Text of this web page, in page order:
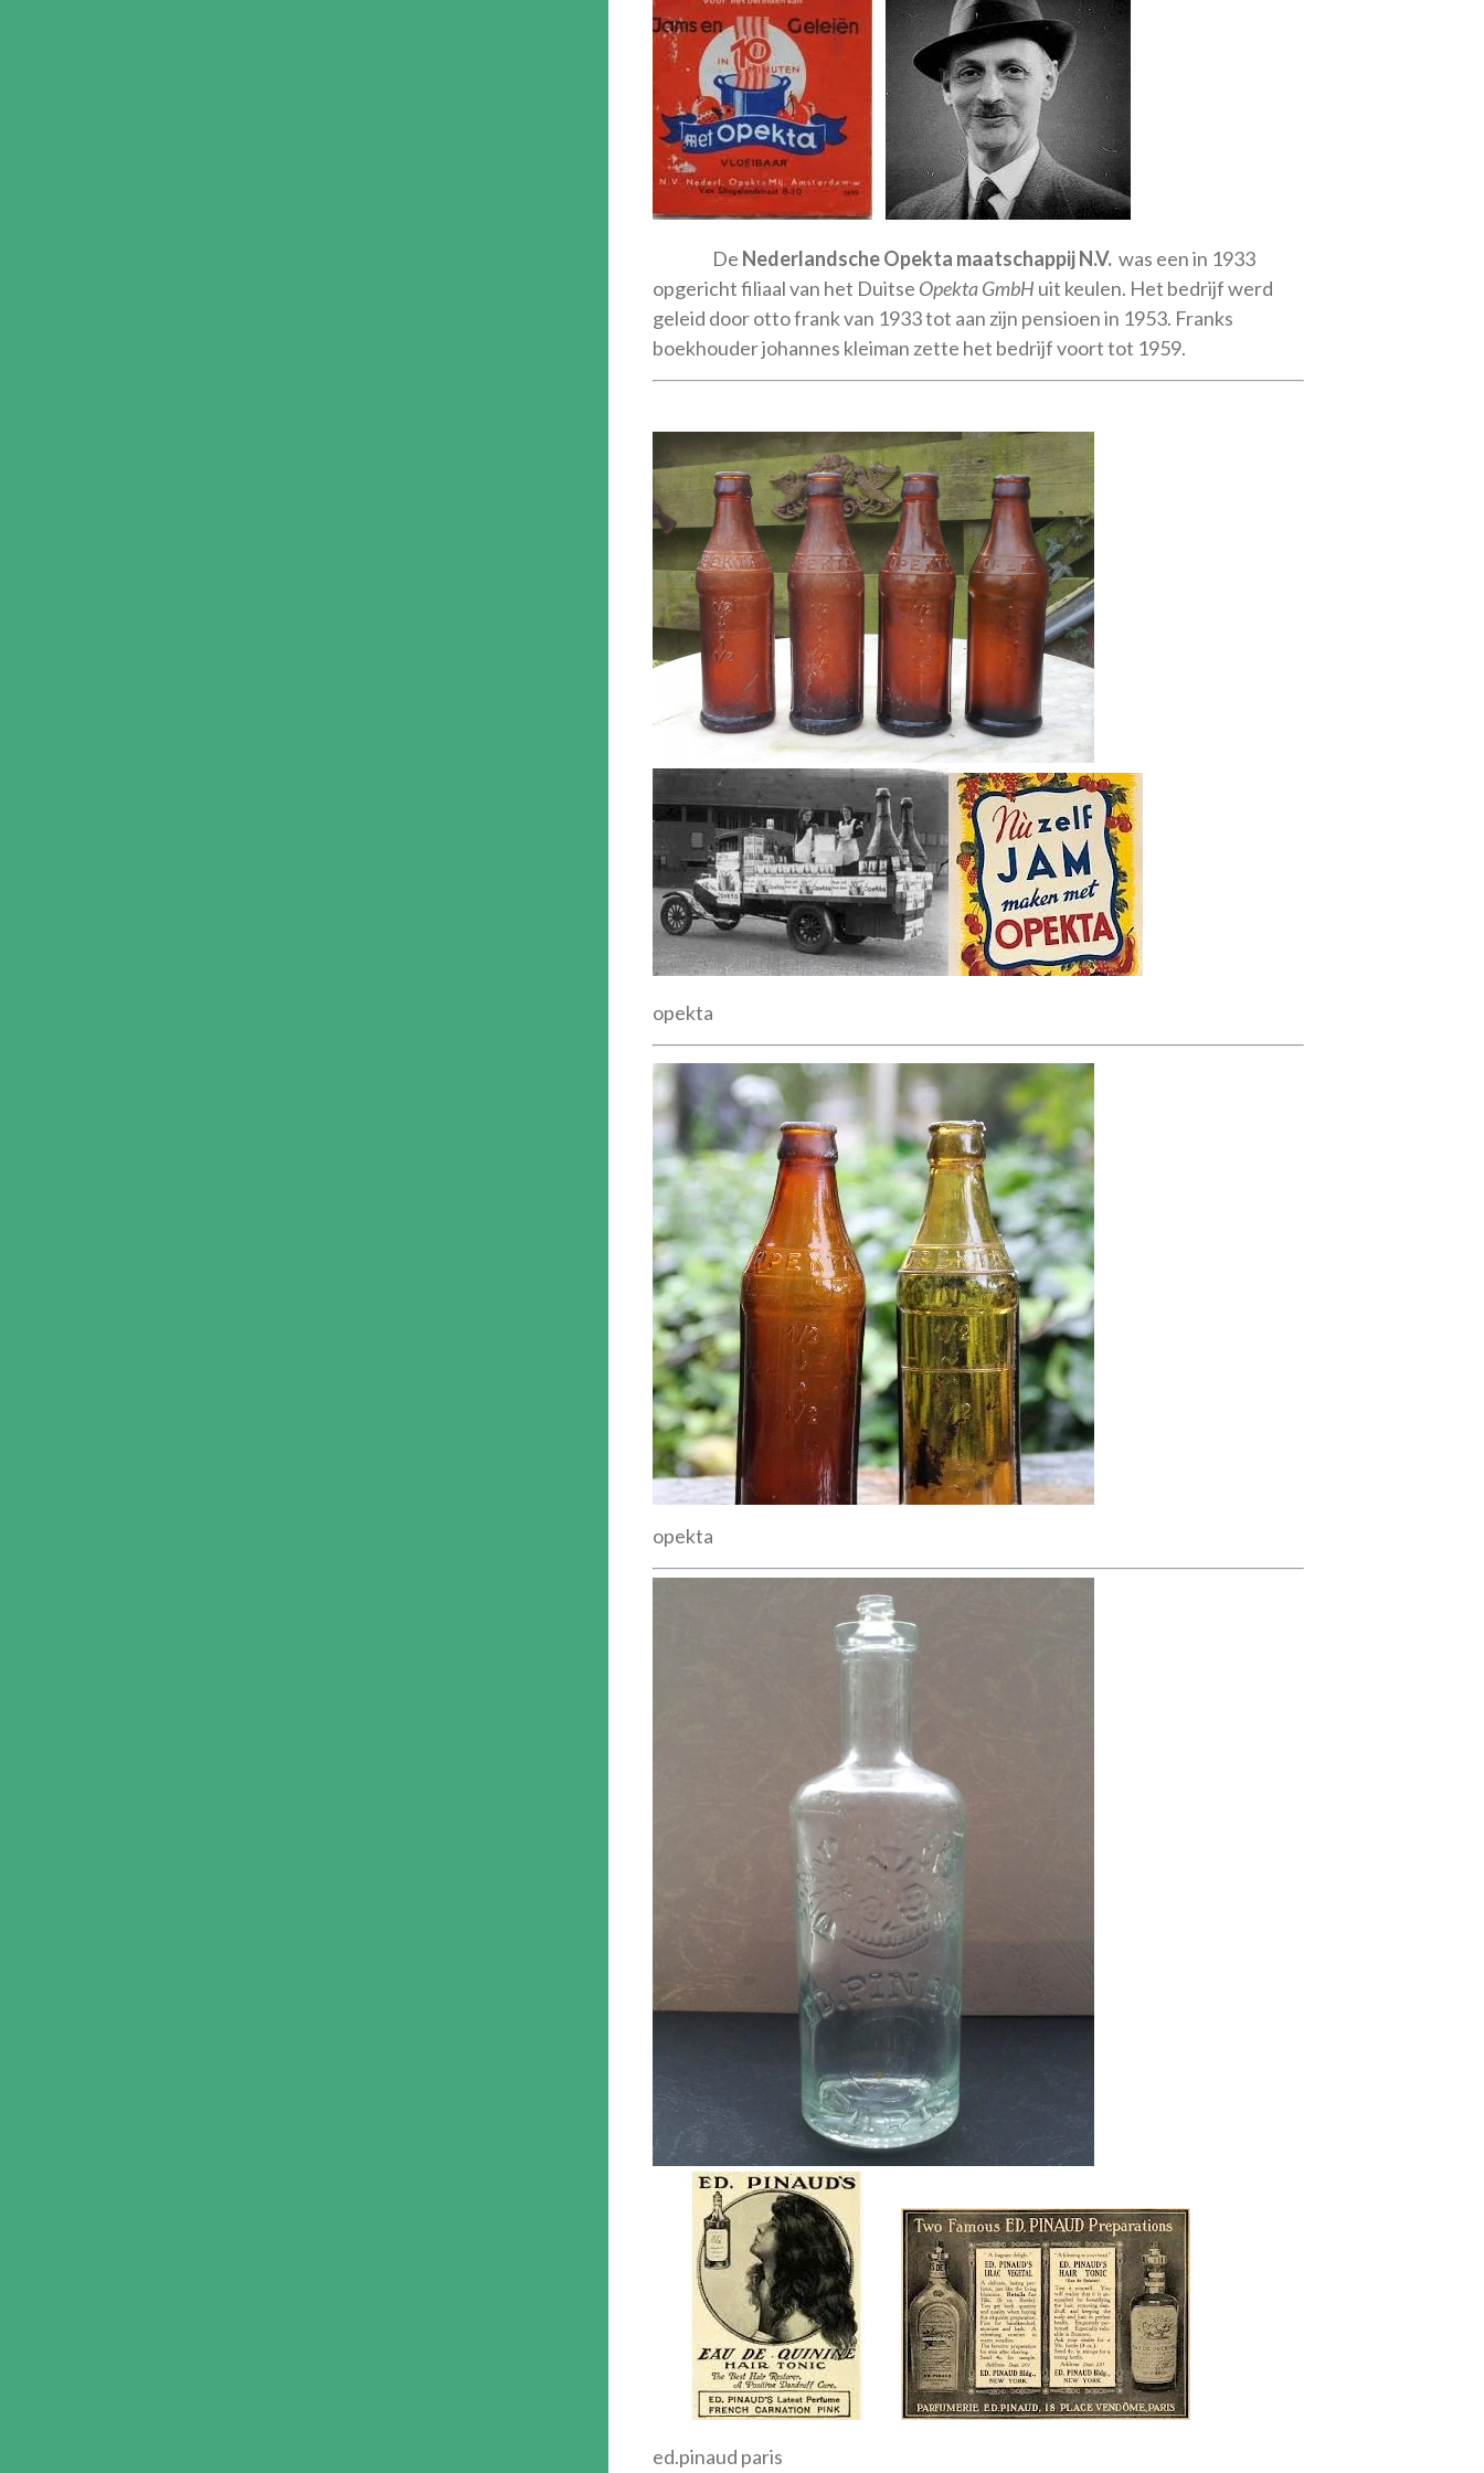
De Nederlandsche Opekta maatschappij N.V. was een in 1933
opgericht filiaal van het Duitse Opekta GmbH uit keulen. Het bedrijf werd
geleid door otto frank van 1933 tot aan zijn pensioen in 1953. Franks
boekhouder johannes kleiman zette het bedrijf voort tot 1959.
opekta
opekta
ed.pinaud paris